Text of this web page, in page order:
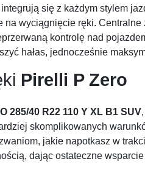
się z każdym stylem
na wyciągnięcie ręki.
kontrolę nad
hałas, jednocześnie
Pirelli P Zero
285/40 R22 110 Y XL B1 SUV
skomplikowanych
jakie napotkasz w
dając ostateczne